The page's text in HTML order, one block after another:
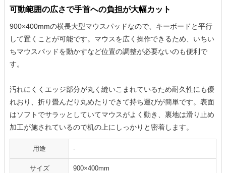
可動範囲の広さで手首への負担が大幅カット
900×400mmの横長大型マウスパッドなので、キーボードと平行
して置くことが可能です。マウスを広く操作できるため、いちい
ちマウスパッドを動かすなど位置の調整が必要ないのも便利で
す。
汚れにくくエッジ部分が丸く縫いこまれているため耐久性にも優
れおり、折り畳んだり丸めたりできて持ち運びが簡単です。表面
はソフトでサラッとしていてマウスがよく動き、裏地は滑り止め
加工が施されているので机の上にしっかりと密着します。
用途 -
サイズ 900×400mm